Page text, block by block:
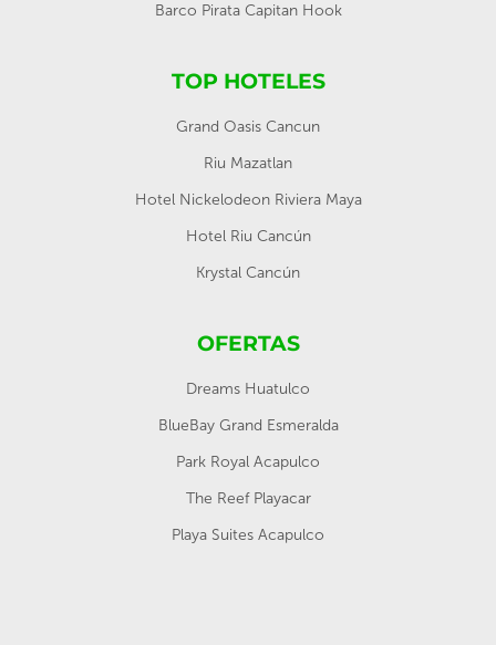
Barco Pirata Capitan Hook
TOP HOTELES
Grand Oasis Cancun
Riu Mazatlan
Hotel Nickelodeon Riviera Maya
Hotel Riu Cancún
Krystal Cancún
OFERTAS
Dreams Huatulco
BlueBay Grand Esmeralda
Park Royal Acapulco
The Reef Playacar
Playa Suites Acapulco